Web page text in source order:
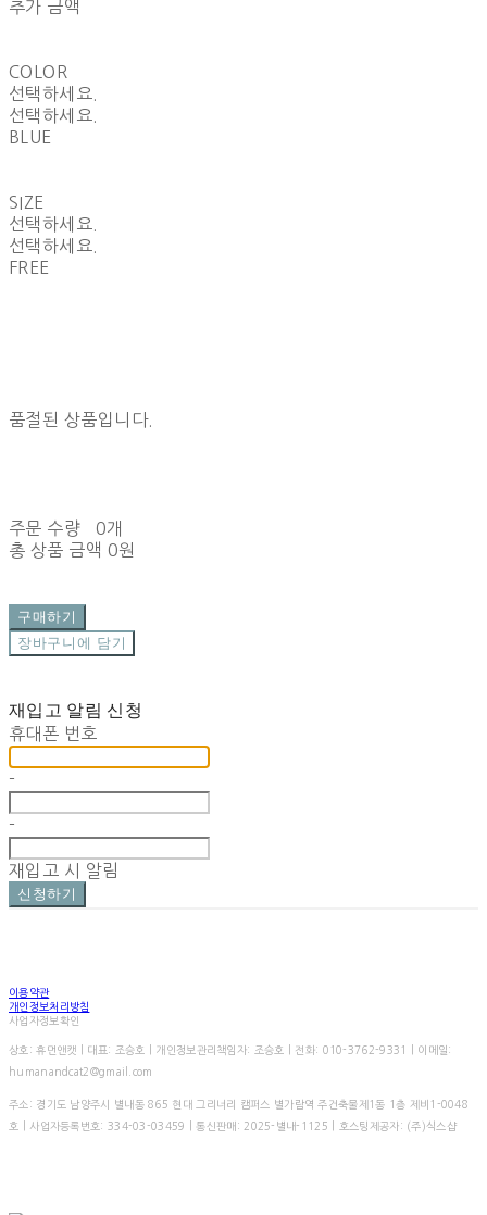
추가 금액
COLOR
선택하세요.
선택하세요.
BLUE
SIZE
선택하세요.
선택하세요.
FREE
품절된 상품입니다.
주문 수량
0개
총 상품 금액 0원
구매하기
장바구니에 담기
재입고 알림 신청
휴대폰 번호
-
-
재입고 시 알림
신청하기
이용약관
개인정보처리방침
사업자정보확인
상호: 휴먼앤캣 | 대표: 조승호 | 개인정보관리책임자: 조승호 | 전화: 010-3762-9331 | 이메일:
humanandcat2@gmail.com
주소: 경기도 남양주시 별내동 865 현대 그리너리 캠퍼스 별가람역 주건축물제1동 1층 제비1-0048
호 | 사업자등록번호: 334-03-03459 | 통신판매: 2025-별내-1125 | 호스팅제공자: (주)식스샵